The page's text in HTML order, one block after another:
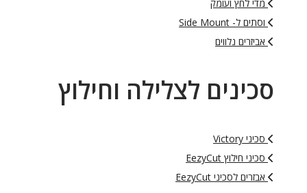
מדי לחץ ועומק
וסתים ל- Side Mount
אביזרים נלווים
סכינים לצלילה וחילוץ
סכיני Victory
סכיני חילוץ EezyCut
אבזרים לסכיני EezyCut